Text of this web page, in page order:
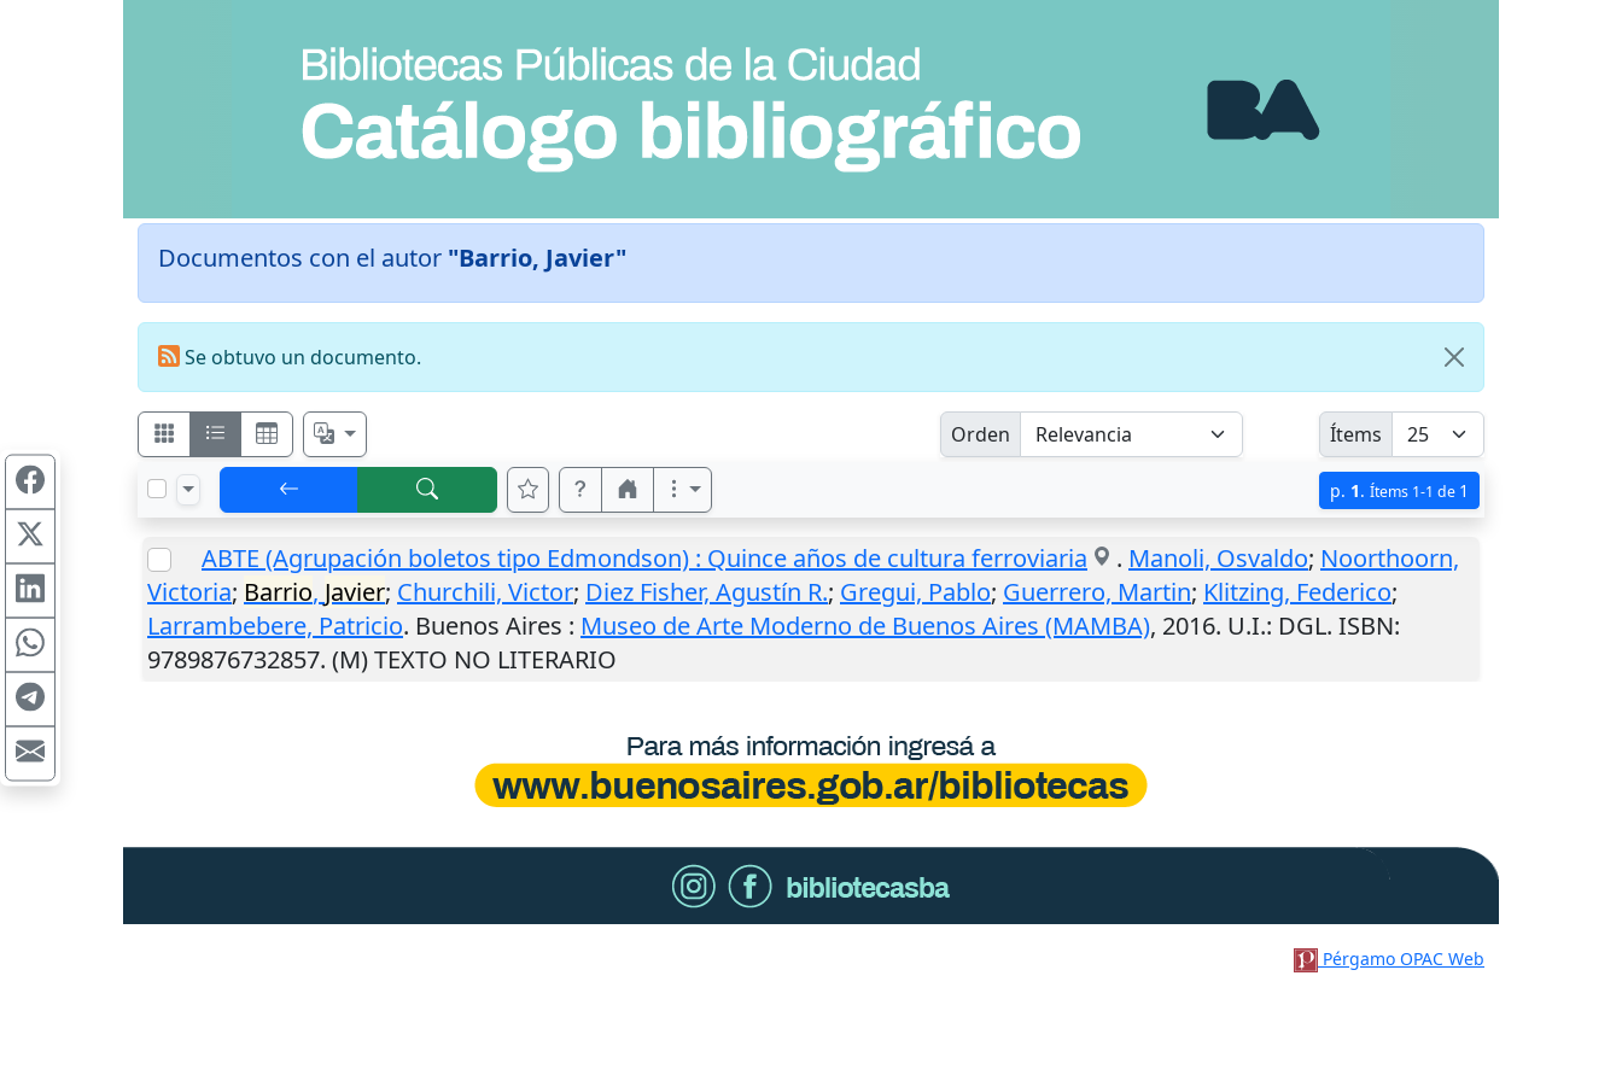
Documentos con el autor "Barrio, Javier"
Se obtuvo un documento.
Orden Ítems
p. 1. Ítems 1-1 de 1
ABTE (Agrupación boletos tipo Edmondson) : Quince años de cultura ferroviaria . Manoli, Osvaldo; Noorthoorn,
Victoria; Barrio, Javier; Churchili, Victor; Diez Fisher, Agustín R.; Gregui, Pablo; Guerrero, Martin; Klitzing, Federico;
Larrambebere, Patricio. Buenos Aires : Museo de Arte Moderno de Buenos Aires (MAMBA), 2016. U.I.: DGL. ISBN:
9789876732857. (M) TEXTO NO LITERARIO
Pérgamo OPAC Web